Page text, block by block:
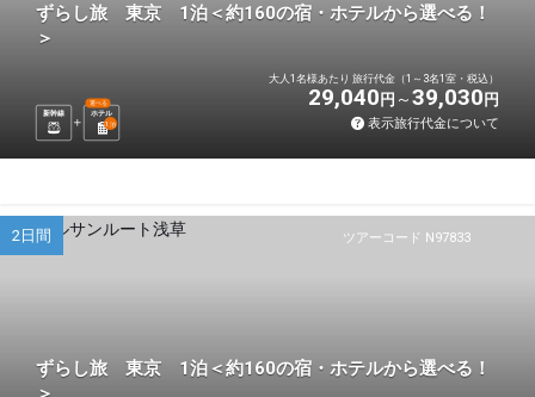
ずらし旅 東京 1泊＜約160の宿・ホテルから選べる！
＞
新幹線 ホテル
選べる
1 泊
大人1名様あたり 旅行代金（1～3名1室・税込）
29,040 円 39,030 円
表示旅行代金について
ツアーコード N97833
2日間
ずらし旅 東京 1泊＜約160の宿・ホテルから選べる！